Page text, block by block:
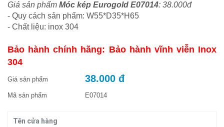
Giá sản phẩm Móc kép Eurogold E07014: 38.000đ
- Quy cách sản phẩm: W55*D35*H65
- Chất liệu: inox 304
Bảo hành chính hãng: Bảo hành vĩnh viễn Inox
304
Giá sản phẩm 38.000 đ
Mã sản phẩm E07014
Tên cửa hàng